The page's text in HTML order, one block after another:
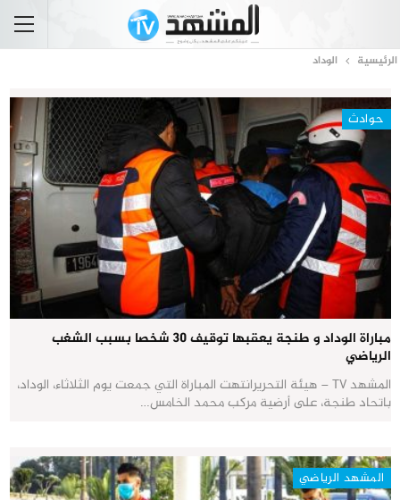
الرئيسية الوداد
حوادث
مباراة الوداد و طنجة يعقبها توقيف 30 شخصا بسبب الشغب
الرياضي
المشهد TV – هيئة التحريرانتهت المباراة التي جمعت يوم الثلاثاء، الوداد،
باتحاد طنجة، على أرضية مركب محمد الخامس…
المشهد الرياضي